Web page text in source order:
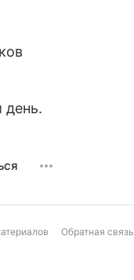
день.
Стрелец
Обратная связь